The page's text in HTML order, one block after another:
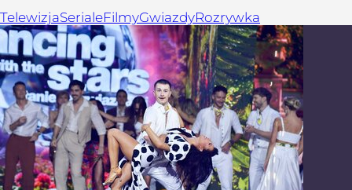
TelewizjaSerialeFilmyGwiazdyRozrywka